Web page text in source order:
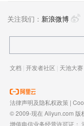
关注我们： 新浪微博
文档 | 开发者社区 | 天池大赛
法律声明及隐私权政策 |
© 2009-现在 Aliyun.com 版
增值电信业务经营许可证：